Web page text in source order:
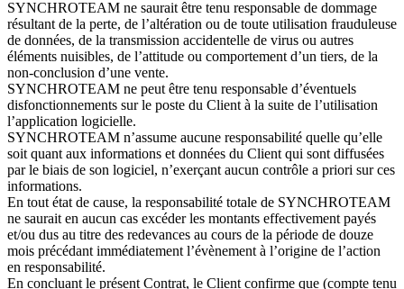
SYNCHROTEAM ne saurait être tenu responsable de dommage
résultant de la perte, de l’altération ou de toute utilisation frauduleuse
de données, de la transmission accidentelle de virus ou autres
éléments nuisibles, de l’attitude ou comportement d’un tiers, de la
non-conclusion d’une vente.
SYNCHROTEAM ne peut être tenu responsable d’éventuels
disfonctionnements sur le poste du Client à la suite de l’utilisation
l’application logicielle.
SYNCHROTEAM n’assume aucune responsabilité quelle qu’elle
soit quant aux informations et données du Client qui sont diffusées
par le biais de son logiciel, n’exerçant aucun contrôle a priori sur ces
informations.
En tout état de cause, la responsabilité totale de SYNCHROTEAM
ne saurait en aucun cas excéder les montants effectivement payés
et/ou dus au titre des redevances au cours de la période de douze
mois précédant immédiatement l’évènement à l’origine de l’action
en responsabilité.
En concluant le présent Contrat, le Client confirme que (compte tenu